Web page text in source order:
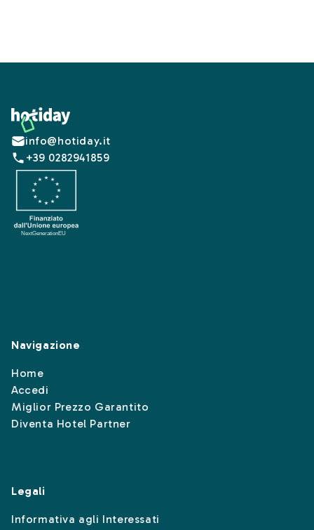
Footer
info@hotiday.it
+39 0282941859
Navigazione
Home
Accedi
Miglior Prezzo Garantito
Diventa Hotel Partner
Legali
Informativa agli Interessati